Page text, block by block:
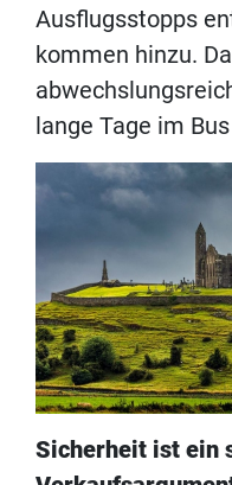
Ausflugsstopps
kommen hinzu.
lange Tage im
Sicherheit ist ein